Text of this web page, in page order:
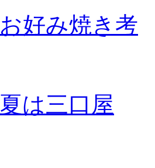
お好み焼き考
夏は三口屋